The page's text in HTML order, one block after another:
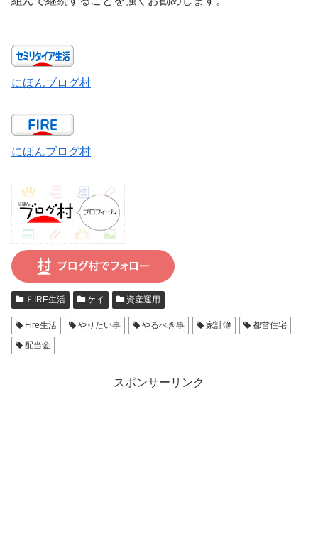
にほんブログ村
にほんブログ村
ＦIRE生活 ケイ 資産運用
Fire生活 やりたい事 やるべき事 家計簿
都営住宅
配当金
スポンサーリンク